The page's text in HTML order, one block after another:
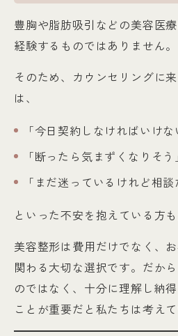
豊胸や脂肪吸引などの美容医
経験するものではありません。
そのため、カウンセリングに
は、
「今日契約しなければいけな
「断ったら気まずくなりそう」
「まだ迷っているけれど相
といった不安を抱えている方
美容整形は費用だけでなく、
関わる大切な選択です。だか
のではなく、十分に理解し納
ことが重要だと私たちは考えて